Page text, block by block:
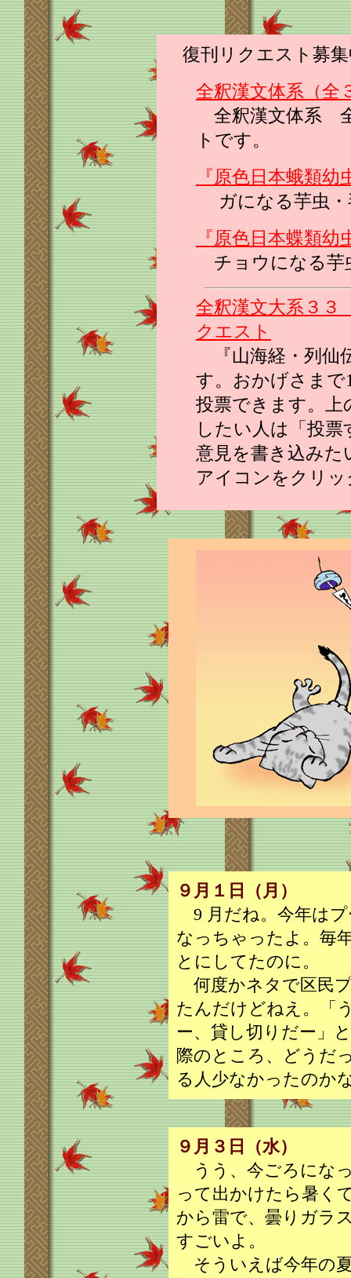
復刊リクエスト募
全釈漢文体系（全
全釈漢文体系
トです。
『原色日本蛾類
ガになる芋虫・
『原色日本蝶類
チョウになる芋
全釈漢文大系３３
クエスト
『山海経・列仙
す。おかげさまで
投票できます。上
したい人は「投
意見を書き込みた
アイコンをクリ
９月１日（月）
9 月だね。今年は
なっちゃったよ。毎
とにしてたのに。
何度かネタで区民
たんだけどねえ。「
ー、貸し切りだー」
際のところ、どうだ
る人少なかったのか
９月３日（水）
うう、今ごろにな
って出かけたら暑く
から雷で、曇りガラ
すごいよ。
そういえば今年の